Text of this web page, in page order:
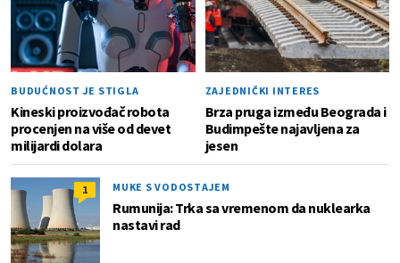
BUDUĆNOST JE STIGLA
Kineski proizvođač robota
procenjen na više od devet
milijardi dolara
ZAJEDNIČKI INTERES
Brza pruga između Beograda i
Budimpešte najavljena za
jesen
1 MUKE S VODOSTAJEM
Rumunija: Trka sa vremenom da nuklearka
nastavi rad